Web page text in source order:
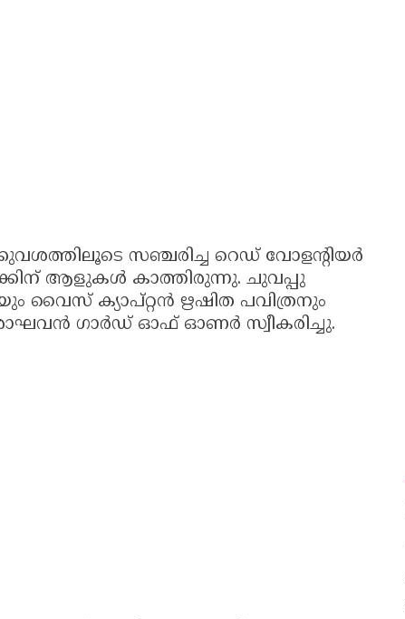
സഞ്ചരിച്ച റെഡ് വോളന്റിയർ
ആളുകൾ കാത്തിരുന്നു. ചുവപ്പു
വൈസ് ക്യാപ്റ്റൻ ഋഷിത പവിത്രനും
ഗാർഡ്‌ ഓഫ്‌ ഓണർ സ്വീകരിച്ചു.